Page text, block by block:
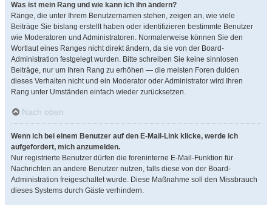
Was ist mein Rang und wie kann ich ihn ändern?
Ränge, die unter Ihrem Benutzernamen stehen, zeigen an, wie viele
Beiträge Sie bislang erstellt haben oder identifizieren bestimmte Benutzer
wie Moderatoren und Administratoren. Normalerweise können Sie den
Wortlaut eines Ranges nicht direkt ändern, da sie von der Board-
Administration festgelegt wurden. Bitte schreiben Sie keine sinnlosen
Beiträge, nur um Ihren Rang zu erhöhen — die meisten Foren dulden
dieses Verhalten nicht und ein Moderator oder Administrator wird Ihren
Rang unter Umständen einfach wieder zurücksetzen.
Nach oben
Wenn ich bei einem Benutzer auf den E-Mail-Link klicke, werde ich
aufgefordert, mich anzumelden.
Nur registrierte Benutzer dürfen die foreninterne E-Mail-Funktion für
Nachrichten an andere Benutzer nutzen, falls diese von der Board-
Administration freigeschaltet wurde. Diese Maßnahme soll den Missbrauch
dieses Systems durch Gäste verhindern.